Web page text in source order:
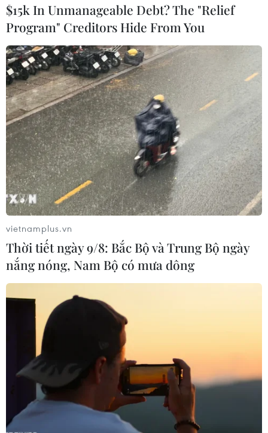
Singapore cho điều trị COVID tại nhà,
Indonesia đối mặt làn sóng mới
15/09/2021 11:31
Bệnh nhân COVID-19 được điều trị tại nhà sẽ được cung
cấp dịch vụ y tế từ xa đánh giá vào ngày đầu tiên của
quá trình điều trị nhằm đảm bảo rằng họ vẫn khỏe
mạnh về mặt lâm sàng.
Nhiều trẻ em Ấn Độ tử vong do sốt chưa
rõ nguyên nhân
15/09/2021 14:33
$15k In Unmanageable Debt? The "Relief
Program" Creditors Hide From You
vietnamplus.vn
Thời tiết ngày 9/8: Bắc Bộ và Trung Bộ ngày
nắng nóng, Nam Bộ có mưa dông